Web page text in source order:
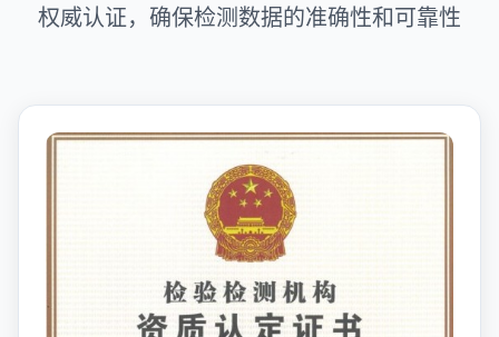
权威认证，确保检测数据的准确性和可靠性